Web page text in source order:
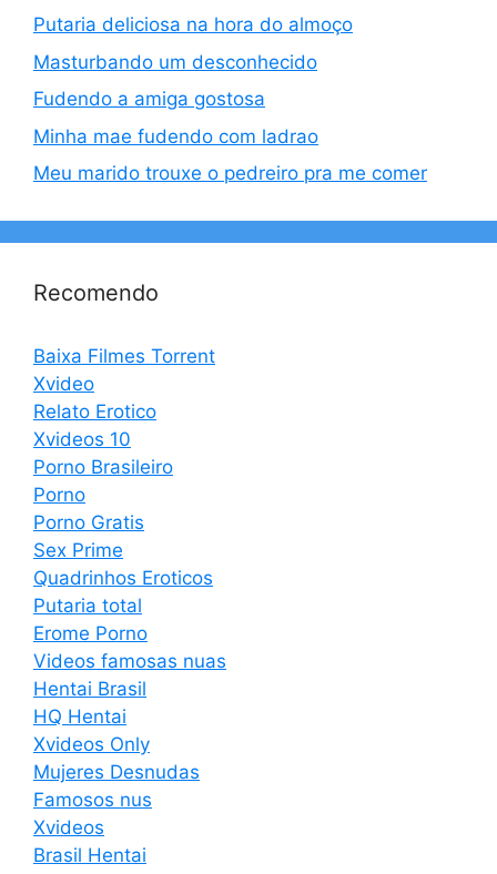
Putaria deliciosa na hora do almoço
Masturbando um desconhecido
Fudendo a amiga gostosa
Minha mae fudendo com ladrao
Meu marido trouxe o pedreiro pra me comer
Recomendo
Baixa Filmes Torrent
Xvideo
Relato Erotico
Xvideos 10
Porno Brasileiro
Porno
Porno Gratis
Sex Prime
Quadrinhos Eroticos
Putaria total
Erome Porno
Videos famosas nuas
Hentai Brasil
HQ Hentai
Xvideos Only
Mujeres Desnudas
Famosos nus
Xvideos
Brasil Hentai